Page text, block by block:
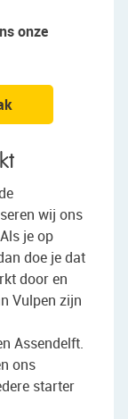
onze
wij ons
je op
doe je dat
door en
Vulpen zijn
Assendelft.
ons
starter